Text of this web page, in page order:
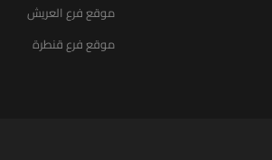
موقع فرع العريش
موقع فرع قنطرة